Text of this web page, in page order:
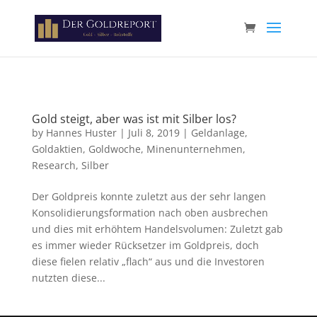
Gold steigt, aber was ist mit Silber los?
by Hannes Huster| Juli 8, 2019| Geldanlage,
Goldaktien, Goldwoche, Minenunternehmen,
Research, Silber
Der Goldpreis konnte zuletzt aus der sehr langen
Konsolidierungsformation nach oben ausbrechen
und dies mit erhöhtem Handelsvolumen: Zuletzt gab
es immer wieder Rücksetzer im Goldpreis, doch
diese fielen relativ „flach“ aus und die Investoren
nutzten diese...